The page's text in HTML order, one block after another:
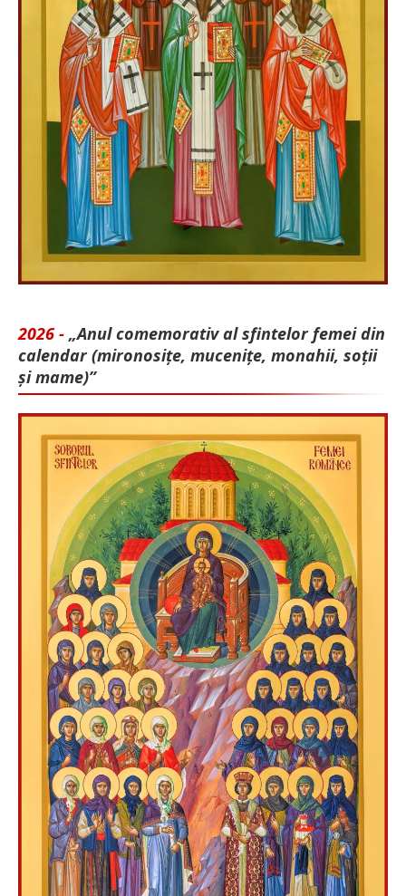
2026 - „Anul comemorativ al sfintelor femei din
calendar (mironosițe, mu­cenițe, monahii, soții
și mame)”